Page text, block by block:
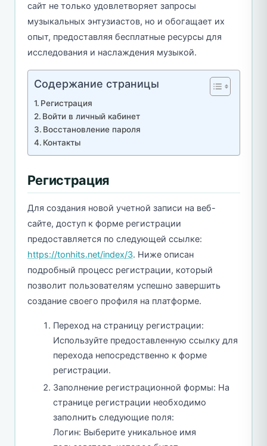
сайт не только удовлетворяет запросы
музыкальных энтузиастов, но и обогащает их
опыт, предоставляя бесплатные ресурсы для
исследования и наслаждения музыкой.
Содержание страницы
Регистрация
Войти в личный кабинет
Восстановление пароля
Контакты
Регистрация
Для создания новой учетной записи на веб-
сайте, доступ к форме регистрации
предоставляется по следующей ссылке:
https://tonhits.net/index/3. Ниже описан
подробный процесс регистрации, который
позволит пользователям успешно завершить
создание своего профиля на платформе.
Переход на страницу регистрации:
Используйте предоставленную ссылку для
перехода непосредственно к форме
регистрации.
Заполнение регистрационной формы: На
странице регистрации необходимо
заполнить следующие поля:
Логин: Выберите уникальное имя